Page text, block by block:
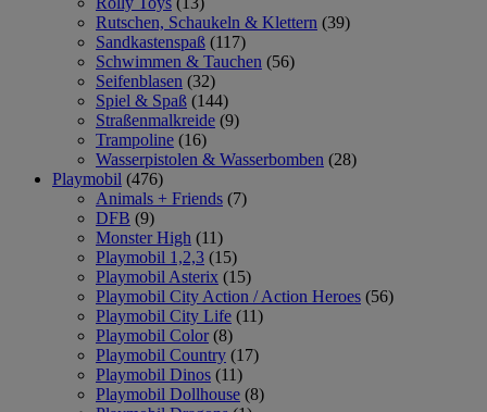
Rutschen, Schaukeln & Klettern (39)
Sandkastenspaß (117)
Schwimmen & Tauchen (56)
Seifenblasen (32)
Spiel & Spaß (144)
Straßenmalkreide (9)
Trampoline (16)
Wasserpistolen & Wasserbomben (28)
Playmobil (476)
Animals + Friends (7)
DFB (9)
Monster High (11)
Playmobil 1,2,3 (15)
Playmobil Asterix (15)
Playmobil City Action / Action Heroes (56)
Playmobil City Life (11)
Playmobil Color (8)
Playmobil Country (17)
Playmobil Dinos (11)
Playmobil Dollhouse (8)